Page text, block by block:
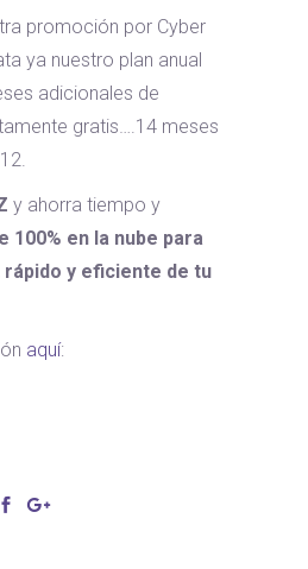
promoción por Cyber
ya nuestro plan anual
adicionales de
gratis….14 meses
y ahorra tiempo y
100% en la nube para
y eficiente de tu
aquí: